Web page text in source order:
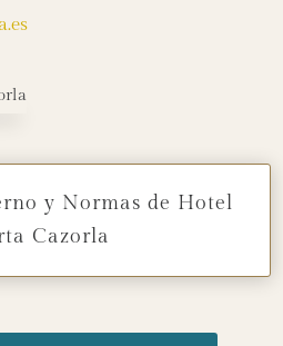
y Normas de Hotel
Cazorla